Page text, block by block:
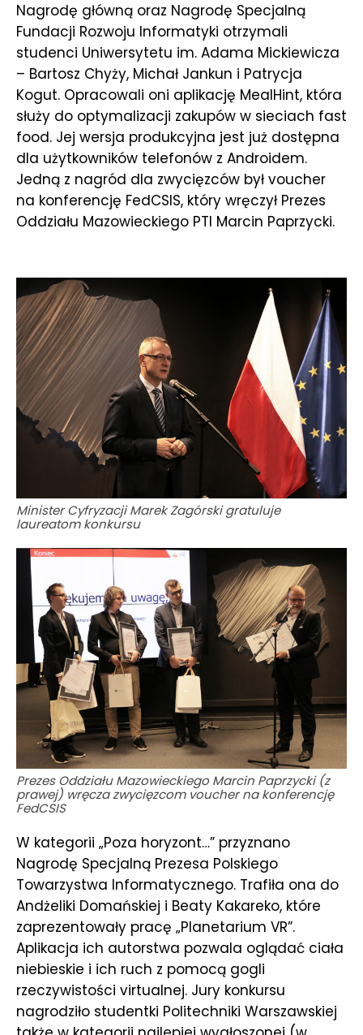
Nagrodę główną oraz Nagrodę Specjalną
Fundacji Rozwoju Informatyki otrzymali
studenci Uniwersytetu im. Adama Mickiewicza
– Bartosz Chyży, Michał Jankun i Patrycja
Kogut. Opracowali oni aplikację MealHint, która
służy do optymalizacji zakupów w sieciach fast
food. Jej wersja produkcyjna jest już dostępna
dla użytkowników telefonów z Androidem.
Jedną z nagród dla zwycięzców był voucher
na konferencję FedCSIS, który wręczył Prezes
Oddziału Mazowieckiego PTI Marcin Paprzycki.
Minister Cyfryzacji Marek Zagórski gratuluje
laureatom konkursu
Prezes Oddziału Mazowieckiego Marcin Paprzycki (z
prawej) wręcza zwycięzcom voucher na konferencję
FedCSIS
W kategorii „Poza horyzont…” przyznano
Nagrodę Specjalną Prezesa Polskiego
Towarzystwa Informatycznego. Trafiła ona do
Andżeliki Domańskiej i Beaty Kakareko, które
zaprezentowały pracę „Planetarium VR”.
Aplikacja ich autorstwa pozwala oglądać ciała
niebieskie i ich ruch z pomocą gogli
rzeczywistości virtualnej. Jury konkursu
nagrodziło studentki Politechniki Warszawskiej